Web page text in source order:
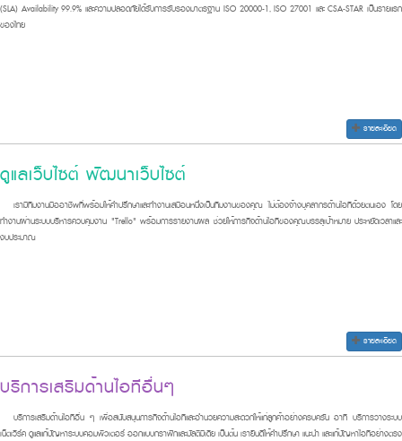
(SLA) Availability 99.9% และความปลอดภัยได้รับการรับรองมาตรฐาน ISO 20000-1, ISO 27001 และ CSA-STAR เป็นรายแรก
ของไทย
รายละเอียด
ดูแลเว็บไซต์ พัฒนาเว็บไซต์
เรามีทีมงานมืออาชีพที่พร้อมให้คำปรึกษาและทำงานเสมือนหนึ่งเป็นทีมงานของคุณ ไม่ต้องจ้างบุคลากรด้านไอทีด้วยตนเอง โดย
ทำงานผ่านระบบบริหารควบคุมงาน "Trello" พร้อมการรายงานผล ช่วยให้ภารกิจด้านไอทีของคุณบรรลุเป้าหมาย ประหยัดเวลาและ
งบประมาณ
รายละเอียด
บริการเสริมด้านไอทีอื่นๆ
บริการเสริมด้านไอทีอื่น ๆ เพื่อสนับสนุนภารกิจด้านไอทีและอำนวยความสะดวกให้แก่ลูกค้าอย่างครบครัน อาทิ บริการวางระบบ
เน็ตเวิร์ค ดูแลแก้ปัญหาระบบคอมพิวเตอร์ ออกแบบกราฟิกและมัลติมีเดีย เป็นต้น เรายินดีให้คำปรึกษา แนะนำ และแก้ปัญหาไอทีอย่างตรง